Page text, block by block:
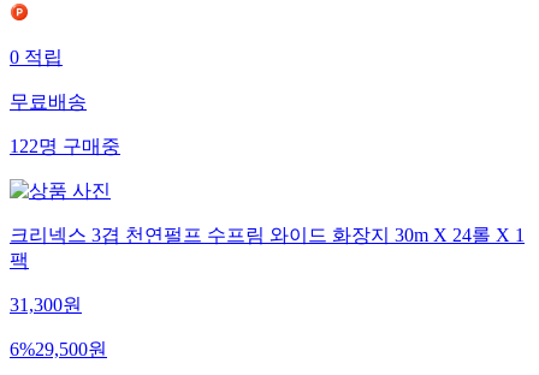
0 적립
무료배송
122명 구매중
크리넥스 3겹 천연펄프 수프림 와이드 화장지 30m X 24롤 X 1
팩
31,300원
6%29,500원